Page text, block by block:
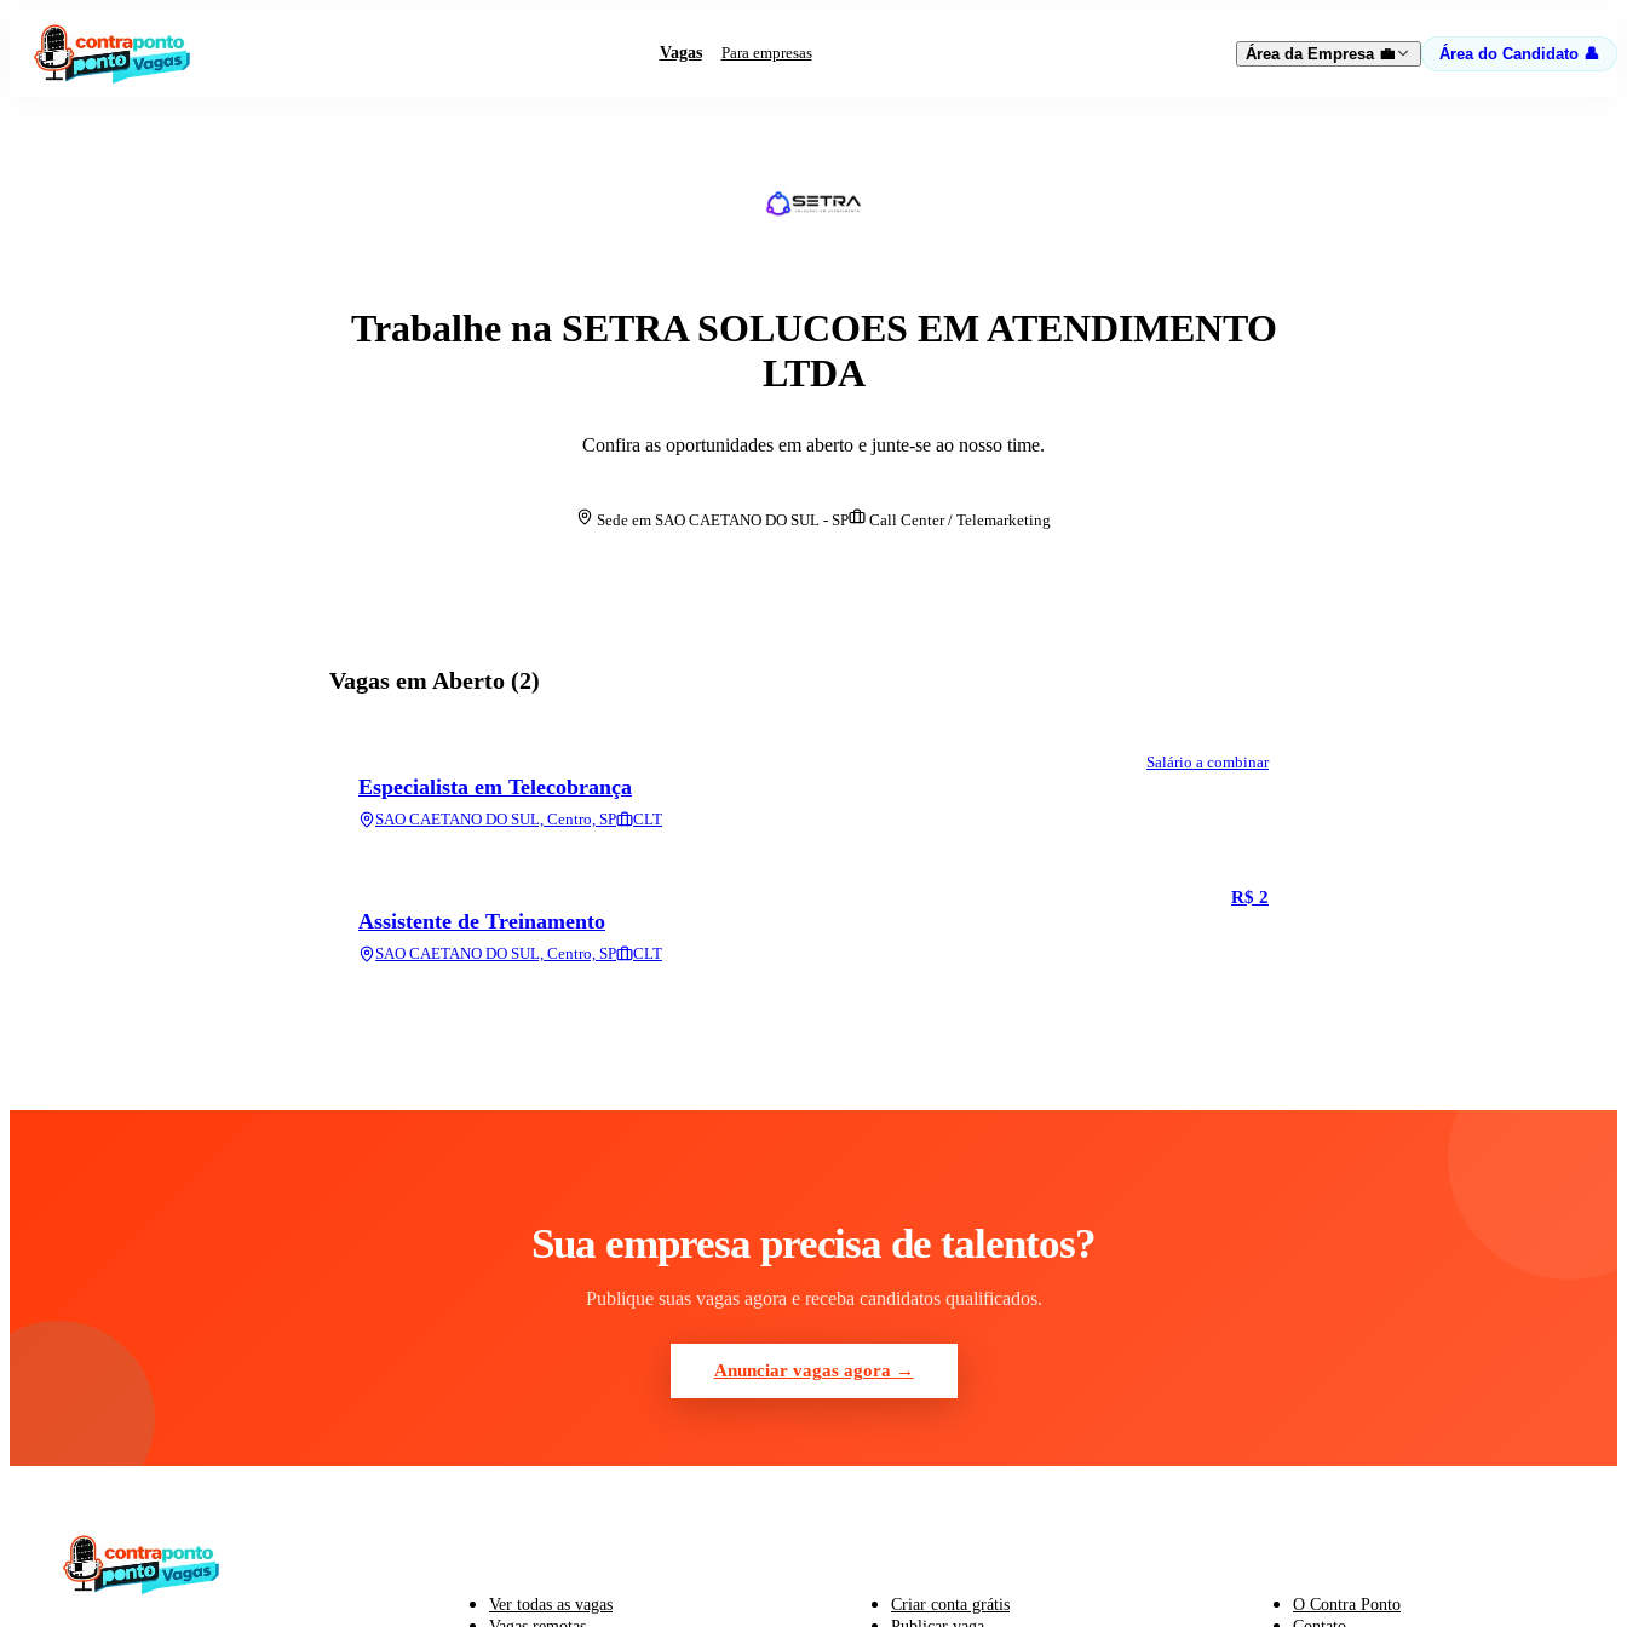
Vagas Para empresas Área da Empresa 💼 Área do Candidato 👤
Trabalhe na SETRA SOLUCOES EM ATENDIMENTO
LTDA
Confira as oportunidades em aberto e junte-se ao nosso time.
Sede em SAO CAETANO DO SUL - SP Call Center / Telemarketing
Vagas em Aberto (2)
Especialista em Telecobrança
SAO CAETANO DO SUL, Centro, SP CLT
Salário a combinar
Assistente de Treinamento
SAO CAETANO DO SUL, Centro, SP CLT
R$ 2
Sua empresa precisa de talentos?
Publique suas vagas agora e receba candidatos qualificados.
Anunciar vagas agora →
Ver todas as vagas
Criar conta grátis
O Contra Ponto